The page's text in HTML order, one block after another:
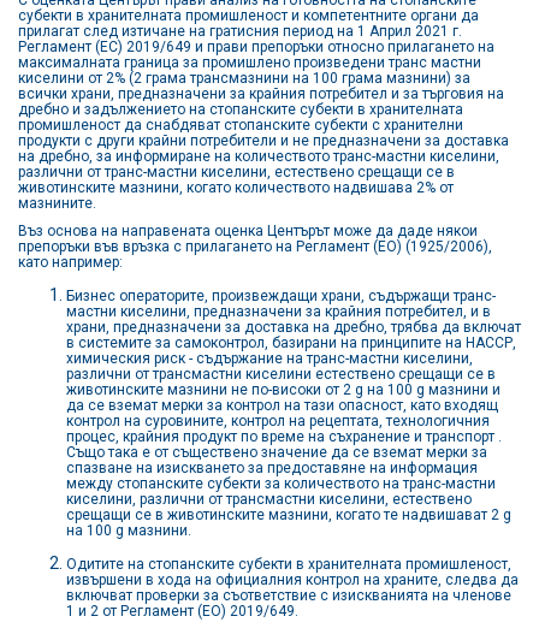
субекти в хранителната промишленост и компетентните органи да
прилагат след изтичане на гратисния период на 1 Април 2021 г.
Регламент (ЕС) 2019/649 и прави препоръки относно прилагането на
максималната граница за промишлено произведени транс мастни
киселини от 2% (2 грама трансмазнини на 100 грама мазнини) за
всички храни, предназначени за крайния потребител и за търговия на
дребно и задължението на стопанските субекти в хранителната
промишленост да снабдяват стопанските субекти с хранителни
продукти с други крайни потребители и не предназначени за доставка
на дребно, за информиране на количеството транс-мастни киселини,
различни от транс-мастни киселини, естествено срещащи се в
животинските мазнини, когато количеството надвишава 2% от
мазнините.
Въз основа на направената оценка Центърът може да даде някои
препоръки във връзка с прилагането на Регламент (ЕО) (1925/2006),
като например:
Бизнес операторите, произвеждащи храни, съдържащи транс-
мастни киселини, предназначени за крайния потребител, и в
храни, предназначени за доставка на дребно, трябва да включат
в системите за самоконтрол, базирани на принципите на НАССР,
химическия риск - съдържание на транс-мастни киселини,
различни от трансмастни киселини естествено срещащи се в
животинските мазнини не по-високи от 2 g на 100 g мазнини и
да се вземат мерки за контрол на тази опасност, като входящ
контрол на суровините, контрол на рецептата, технологичния
процес, крайния продукт по време на съхранение и транспорт .
Също така е от съществено значение да се вземат мерки за
спазване на изискването за предоставяне на информация
между стопанските субекти за количеството на транс-мастни
киселини, различни от трансмастни киселини, естествено
срещащи се в животинските мазнини, когато те надвишават 2 g
на 100 g мазнини.
Одитите на стопанските субекти в хранителната промишленост,
извършени в хода на официалния контрол на храните, следва да
включват проверки за съответствие с изискванията на членове
1 и 2 от Регламент (ЕО) 2019/649.